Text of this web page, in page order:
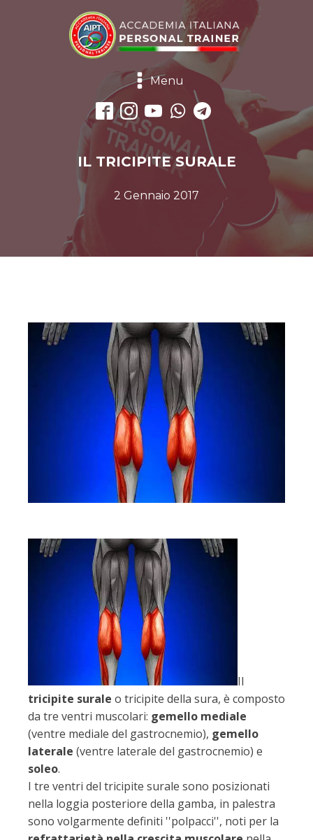
Menu
IL TRICIPITE SURALE
2 Gennaio 2017
Il
tricipite surale o tricipite della sura, è composto
da tre ventri muscolari: gemello mediale
(ventre mediale del gastrocnemio), gemello
laterale (ventre laterale del gastrocnemio) e
soleo.
I tre ventri del tricipite surale sono posizionati
nella loggia posteriore della gamba, in palestra
sono volgarmente definiti ''polpacci'', noti per la